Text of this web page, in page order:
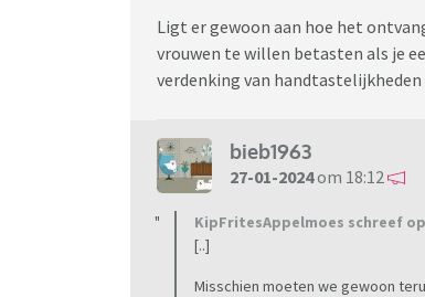
Ligt er gewoon aan hoe het
vrouwen te willen betasten als je
verdenking van
bieb1963
27-01-2024om 18:12
KipFritesAppelmoes schreef op
[..]
Misschien moeten we gewoon